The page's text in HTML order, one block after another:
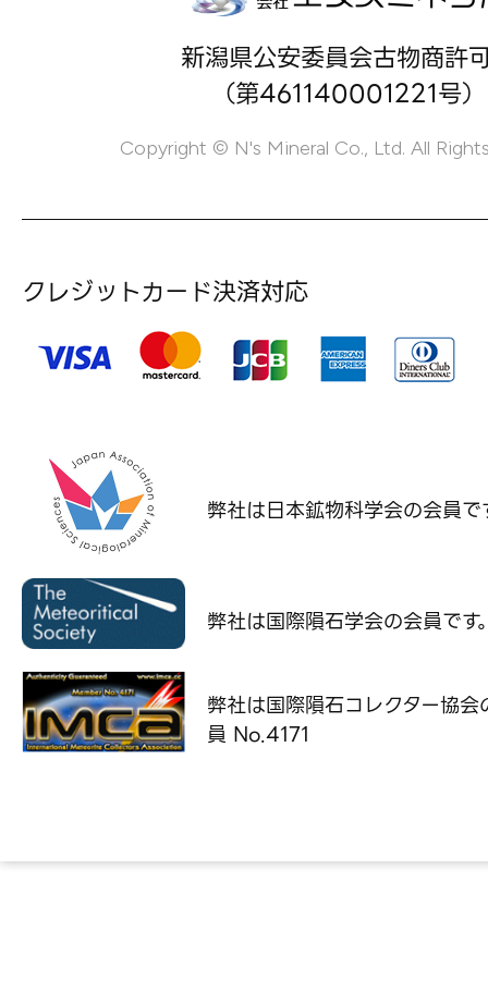
新潟県公安委員会古物商許
（第461140001221号）
Copyright © N's Mineral Co., Ltd. All
クレジットカード決済対応
弊社は日本鉱物科学会の会員で
弊社は国際隕石学会の会員です
弊社は国際隕石コレクター協会
員 No.4171